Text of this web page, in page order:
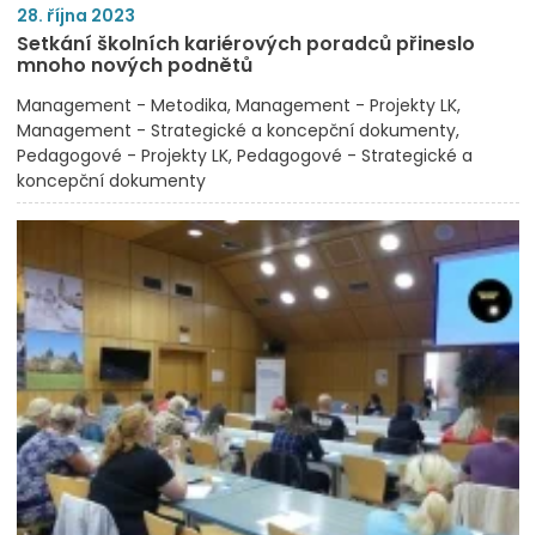
28. října 2023
Setkání školních kariérových poradců přineslo
mnoho nových podnětů
Management - Metodika Management - Projekty LK
Management - Strategické a koncepční dokumenty
Pedagogové - Projekty LK Pedagogové - Strategické a
koncepční dokumenty